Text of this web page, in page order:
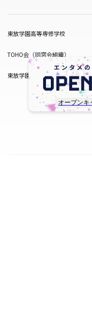
オープンキ
東放学園高等専修学校
TOHO会（同窓会組織）
東放学園サービス
copyright ©